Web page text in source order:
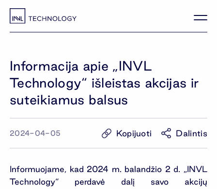
Informacija apie „INVL
Technology“ išleistas akcijas ir
suteikiamus balsus
2024-04-05 Kopijuoti Dalintis
Informuojame, kad 2024 m. balandžio 2 d. „INVL
Technology“ perdavė dalį savo akcijų